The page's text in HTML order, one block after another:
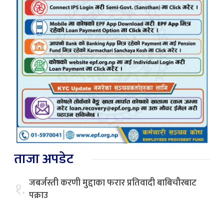
ताजा अपडेट
१. जबर्जस्ती करणी मुद्दाका फरार प्रतिवादी बाबिचौरबाट
पक्राउ